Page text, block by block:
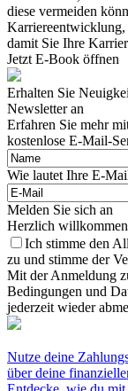
diese vermeiden
damit Sie Ihre
Jetzt E-Book öffnen
Erhalten Sie
Newsletter an
Erfahren Sie mehr
kostenlose E-Mail-
Wie lautet Ihre E-
Melden Sie sich an
Herzlich
Ich stimme den
zu und stimme der
Mit der Anmeldung
Bedingungen und
jederzeit wieder
Nutze deine
über deine